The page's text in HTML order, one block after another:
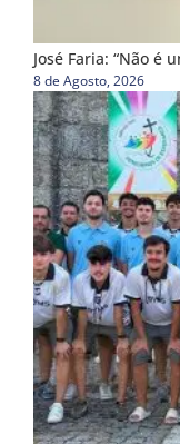
José Faria: “Não é
8 de Agosto, 2026